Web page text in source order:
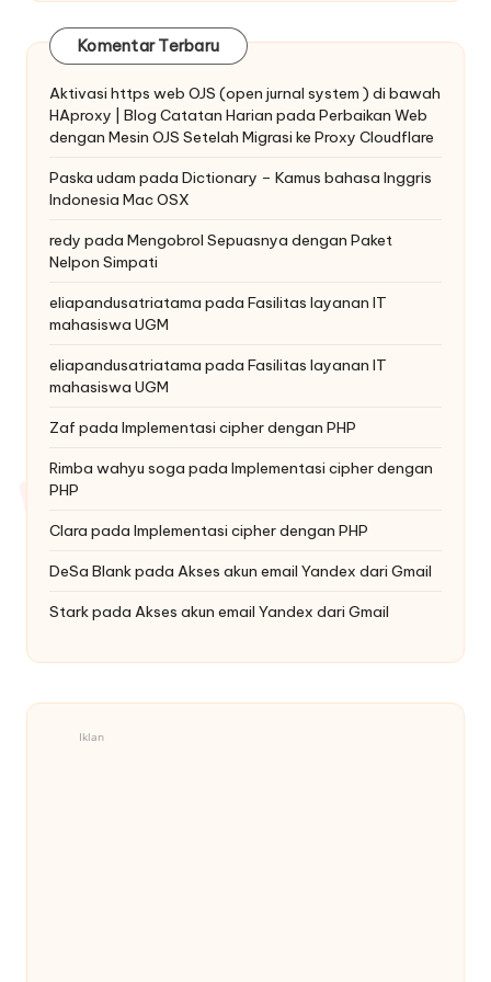
Komentar Terbaru
Aktivasi https web OJS (open jurnal system ) di bawah
HAproxy | Blog Catatan Harian pada Perbaikan Web
dengan Mesin OJS Setelah Migrasi ke Proxy Cloudflare
Paska udam pada Dictionary – Kamus bahasa Inggris
Indonesia Mac OSX
redy pada Mengobrol Sepuasnya dengan Paket
Nelpon Simpati
eliapandusatriatama pada Fasilitas layanan IT
mahasiswa UGM
eliapandusatriatama pada Fasilitas layanan IT
mahasiswa UGM
Zaf pada Implementasi cipher dengan PHP
Rimba wahyu soga pada Implementasi cipher dengan
PHP
Clara pada Implementasi cipher dengan PHP
DeSa Blankpada Akses akun email Yandex dari Gmail
Starkpada Akses akun email Yandex dari Gmail
Iklan